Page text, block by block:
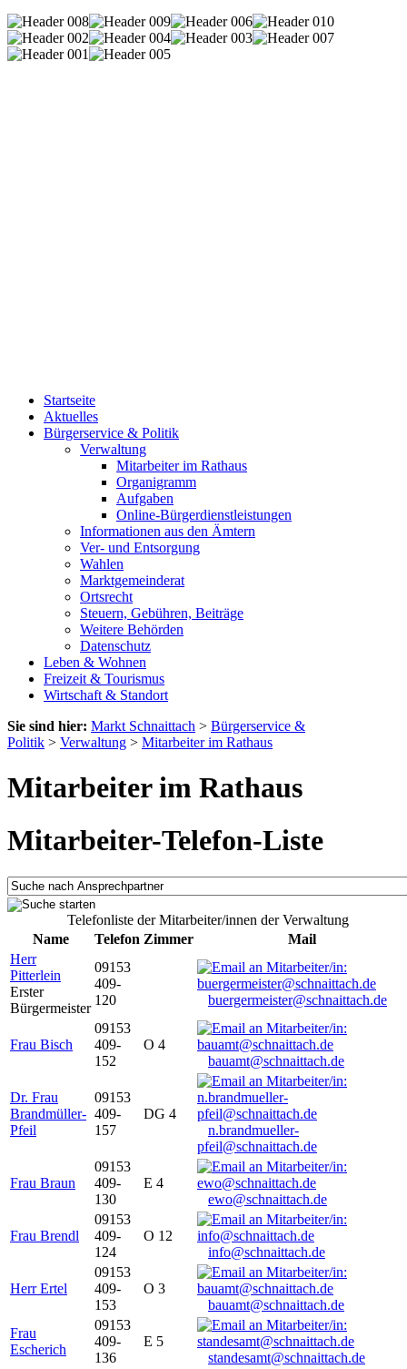
Startseite
Aktuelles
Bürgerservice & Politik
Verwaltung
Mitarbeiter im Rathaus
Organigramm
Aufgaben
Online-Bürgerdienstleistungen
Informationen aus den Ämtern
Ver- und Entsorgung
Wahlen
Marktgemeinderat
Ortsrecht
Steuern, Gebühren, Beiträge
Weitere Behörden
Datenschutz
Leben & Wohnen
Freizeit & Tourismus
Wirtschaft & Standort
Sie sind hier: Markt Schnaittach > Bürgerservice &
Politik > Verwaltung > Mitarbeiter im Rathaus
Mitarbeiter im Rathaus
Mitarbeiter-Telefon-Liste
Telefonliste der Mitarbeiter/innen der Verwaltung
Name
Telefon Zimmer
Mail
Herr
Pitterlein
Erster
Bürgermeister
09153
409-
120
buergermeister@schnaittach.de
Frau Bisch
09153
409-
152
O 4
bauamt@schnaittach.de
Dr. Frau
Brandmüller-
Pfeil
09153
409-
157
DG 4
n.brandmueller-
pfeil@schnaittach.de
Frau Braun
09153
409-
130
E 4
ewo@schnaittach.de
Frau Brendl
09153
409-
124
O 12
info@schnaittach.de
Herr Ertel
09153
409-
153
O 3
bauamt@schnaittach.de
Frau
Escherich
09153
409-
136
E 5
standesamt@schnaittach.de